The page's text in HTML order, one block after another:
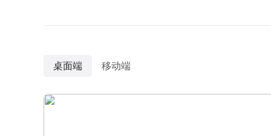
桌面端 移动端